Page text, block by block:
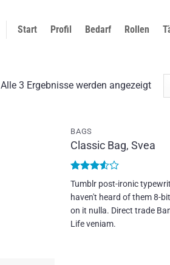
Start Profil Bedarf Rollen
Alle 3 Ergebnisse werden angezeigt
BAGS
Classic Bag, Svea
Bewertet
mit3.5
von 5
Tumblr post-ironic
haven't heard of them 8-
on it nulla. Direct trade
Life veniam.